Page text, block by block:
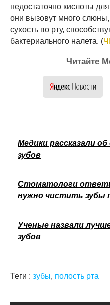
недостаточно кислоты
они вызовут много
сухость во рту,
бактериального налета. (
Читайте
Медики рассказали
зубов
Стоматологи
нужно чистить зубы
Ученые назвали
зубов
Теги : зубы, полость рта